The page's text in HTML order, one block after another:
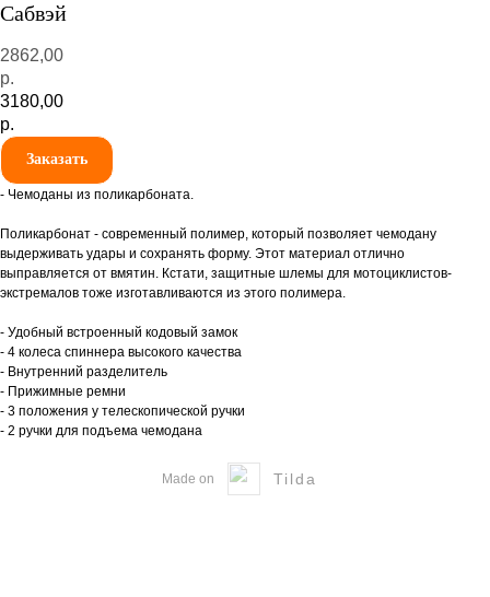
Сабвэй
2862,00
р.
3180,00
р.
Заказать
- Чемоданы из поликарбоната.
Поликарбонат - современный полимер, который позволяет чемодану
выдерживать удары и сохранять форму. Этот материал отлично
выправляется от вмятин. Кстати, защитные шлемы для мотоциклистов-
экстремалов тоже изготавливаются из этого полимера.
- Удобный встроенный кодовый замок
- 4 колеса спиннера высокого качества
- Внутренний разделитель
- Прижимные ремни
- 3 положения у телескопической ручки
- 2 ручки для подъема чемодана
Made on Tilda